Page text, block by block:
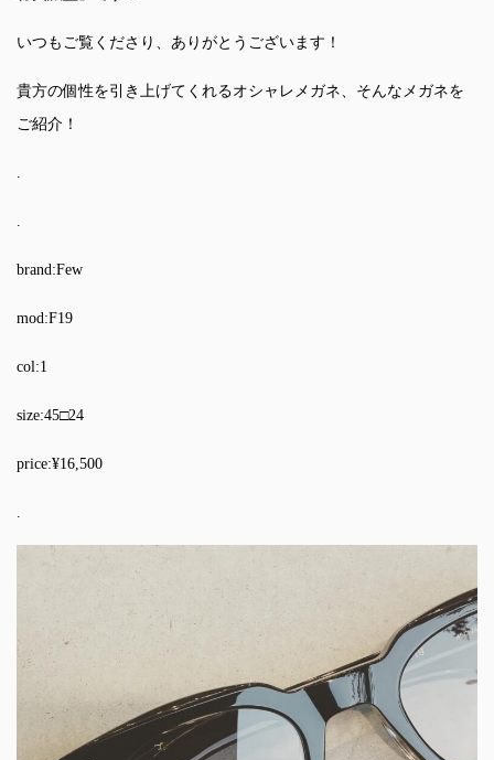
いつもご覧くださり、ありがとうございます！
貴方の個性を引き上げてくれるオシャレメガネ、そんなメガネを
ご紹介！
.
.
brand:Few
mod:F19
col:1
size:45□24
price:¥16,500
.